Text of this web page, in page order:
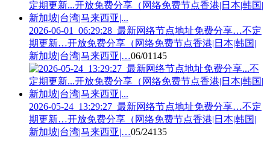
2026-06-01_06:29:28_最新网络节点地址免费分享…不定
期更新…开放免费分享（网络免费节点香港|日本|韩国|
新加坡|台湾|马来西亚|…06/01 145
2026-05-24_13:29:27_最新网络节点地址免费分享…不定
期更新…开放免费分享（网络免费节点香港|日本|韩国|
新加坡|台湾|马来西亚|…05/24135